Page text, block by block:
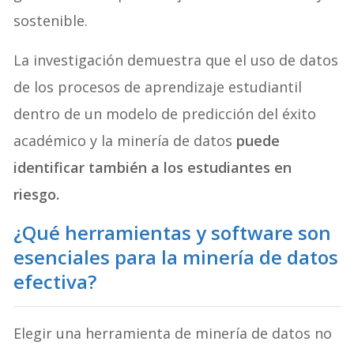
sostenible.
La investigación demuestra que el uso de datos
de los procesos de aprendizaje estudiantil
dentro de un modelo de predicción del éxito
académico y la minería de datos puede
identificar también a los estudiantes en
riesgo.
¿Qué herramientas y software son
esenciales para la minería de datos
efectiva?
Elegir una herramienta de minería de datos no